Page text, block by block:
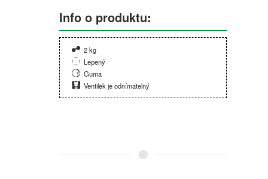
Info o produktu:
2 kg
Lepený
Guma
Ventilek je odnímatelný